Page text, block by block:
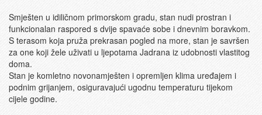
Smješten u idiličnom primorskom gradu, stan nudi prostran i
funkcionalan raspored s dvije spavaće sobe i dnevnim boravkom.
S terasom koja pruža prekrasan pogled na more, stan je savršen
za one koji žele uživati u ljepotama Jadrana iz udobnosti vlastitog
doma.
Stan je komletno novonamješten i opremljen klima uređajem i
podnim grijanjem, osiguravajući ugodnu temperaturu tijekom
cijele godine.